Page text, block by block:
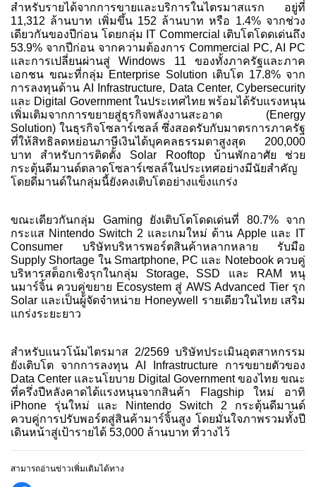
สำหรับรายได้จากการขายและบริการในไตรมาสแรก อยู่ที่
11,312 ล้านบาท เพิ่มขึ้น 152 ล้านบาท หรือ 1.4% จากช่วง
เดียวกันของปีก่อน โดยกลุ่ม IT Commercial เติบโตโดดเด่นถึง
53.9% จากปีก่อน จากความต้องการ Commercial PC, AI PC
และการเปลี่ยนผ่านสู่ Windows 11 ของทั้งภาครัฐและภาค
เอกชน ขณะที่กลุ่ม Enterprise Solution เติบโต 17.8% จาก
การลงทุนด้าน AI Infrastructure, Data Center, Cybersecurity
และ Digital Government ในประเทศไทย พร้อมได้รับแรงหนุน
เพิ่มเติมจากการขยายสู่ธุรกิจพลังงานสะอาด (Energy
Solution) ในธุรกิจโซลาร์เซลล์ ซึ่งสอดรับกับมาตรการภาครัฐ
ที่ให้สิทธิลดหย่อนภาษีเงินได้บุคคลธรรมดาสูงสุด 200,000
บาท สำหรับการติดตั้ง Solar Rooftop บ้านพักอาศัย ช่วย
กระตุ้นดีมานด์ตลาดโซลาร์เซลล์ในประเทศอย่างมีนัยสำคัญ
โดยดีมานด์ในกลุ่มนี้ยังคงเติบโตอย่างแข็งแกร่ง
ขณะเดียวกันกลุ่ม Gaming ยังเติบโตโดดเด่นที่ 80.7% จาก
กระแส Nintendo Switch 2 และเกมใหม่ ด้าน Apple และ IT
Consumer บริษัทบริหารพอร์ตสินค้าหลากหลาย รับมือ
Supply Shortage ใน Smartphone, PC และ Notebook ควบคู่
บริหารสต็อกเชิงรุกในกลุ่ม Storage, SSD และ RAM หนุ
นมาร์จิ้น ควบคู่ขยาย Ecosystem สู่ AWS Advanced Tier รุก
Solar และเป็นผู้จัดจำหน่าย Honeywell รายเดียวในไทย เสริม
แกร่งระยะยาว
สำหรับแนวโน้มไตรมาส 2/2569 บริษัทประเมินอุตสาหกรรม
ยังเติบโต จากการลงทุน AI Infrastructure การขยายตัวของ
Data Center และนโยบาย Digital Government ของไทย ขณะ
ที่ครึ่งปีหลังคาดได้แรงหนุนจากสินค้า Flagship ใหม่ อาทิ
iPhone รุ่นใหม่ และ Nintendo Switch 2 กระตุ้นดีมานด์
ควบคู่การปรับพอร์ตสู่สินค้ามาร์จิ้นสูง โดยมั่นใจภาพรวมทั้งปี
เดินหน้าสู่เป้ารายได้ 53,000 ล้านบาท ที่วางไว้
สามารถอ่านข่าวเพิ่มเติมได้ทาง